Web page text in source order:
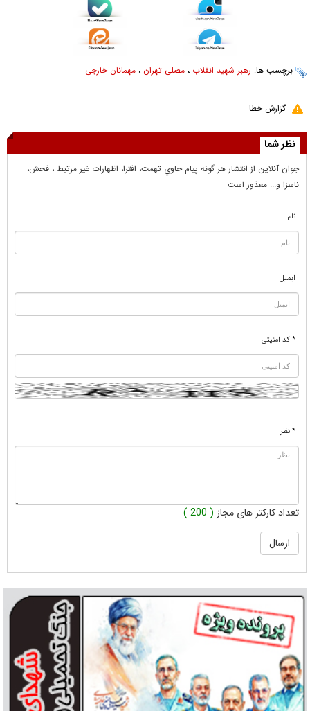
برچسب ها: رهبر شهید انقلاب ، مصلی تهران ، مهمانان خارجی
گزارش خطا
نظر شما
جوان آنلاين از انتشار هر گونه پيام حاوي تهمت، افترا، اظهارات غير مرتبط ، فحش،
ناسزا و... معذور است
نام
ایمیل
* کد امنیتی
* نظر
تعداد کارکتر های مجاز ( 200 )